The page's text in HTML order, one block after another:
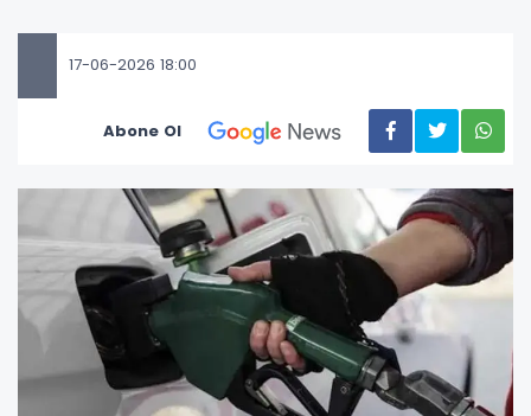
17-06-2026 18:00
Abone Ol